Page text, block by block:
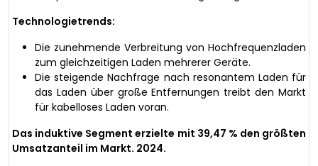
Technologietrends:
Die zunehmende Verbreitung von Hochfrequenzladen
zum gleichzeitigen Laden mehrerer Geräte.
Die steigende Nachfrage nach resonantem Laden für
das Laden über große Entfernungen treibt den Markt
für kabelloses Laden voran.
Das induktive Segment erzielte mit 39,47 % den größten
Umsatzanteil im Markt. 2024.